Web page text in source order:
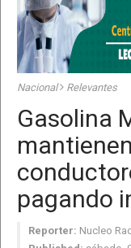
Nacional Relevantes
Gasolina
pagando
Reporter: Nucleo